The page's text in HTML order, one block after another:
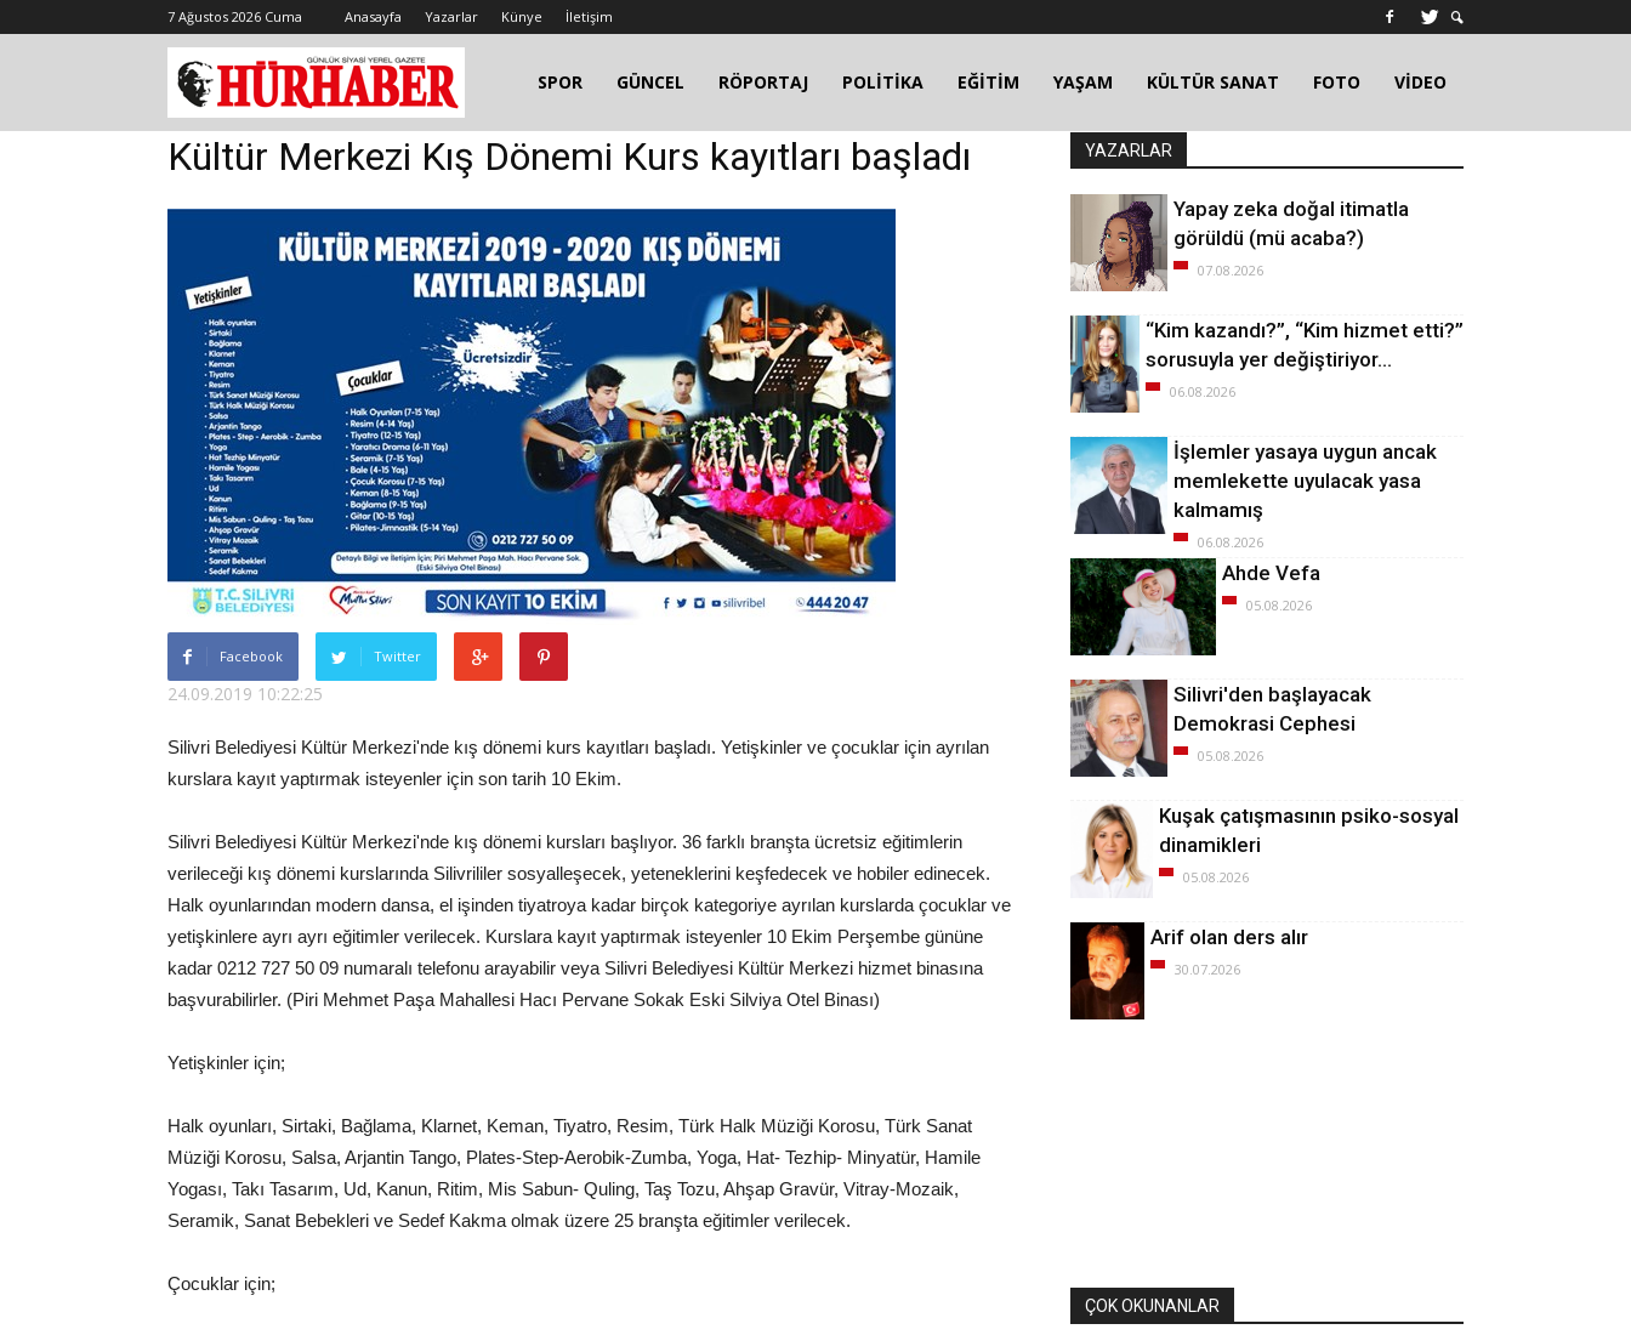
7 Ağustos 2026 Cuma Anasayfa Yazarlar Künye İletişim
SPOR GÜNCEL RÖPORTAJ POLİTİKA EĞİTİM YAŞAM KÜLTÜR SANAT FOTO VİDEO
Kültür Merkezi Kış Dönemi Kurs kayıtları başladı
Facebook Twitter
24.09.2019 10:22:25
Silivri Belediyesi Kültür Merkezi'nde kış dönemi kurs kayıtları başladı. Yetişkinler ve çocuklar için ayrılan
kurslara kayıt yaptırmak isteyenler için son tarih 10 Ekim.
Silivri Belediyesi Kültür Merkezi'nde kış dönemi kursları başlıyor. 36 farklı branşta ücretsiz eğitimlerin
verileceği kış dönemi kurslarında Silivrililer sosyalleşecek, yeteneklerini keşfedecek ve hobiler edinecek.
Halk oyunlarından modern dansa, el işinden tiyatroya kadar birçok kategoriye ayrılan kurslarda çocuklar ve
yetişkinlere ayrı ayrı eğitimler verilecek. Kurslara kayıt yaptırmak isteyenler 10 Ekim Perşembe gününe
kadar 0212 727 50 09 numaralı telefonu arayabilir veya Silivri Belediyesi Kültür Merkezi hizmet binasına
başvurabilirler. (Piri Mehmet Paşa Mahallesi Hacı Pervane Sokak Eski Silviya Otel Binası)
Yetişkinler için;
Halk oyunları, Sirtaki, Bağlama, Klarnet, Keman, Tiyatro, Resim, Türk Halk Müziği Korosu, Türk Sanat
Müziği Korosu, Salsa, Arjantin Tango, Plates-Step-Aerobik-Zumba, Yoga, Hat- Tezhip- Minyatür, Hamile
Yogası, Takı Tasarım, Ud, Kanun, Ritim, Mis Sabun- Quling, Taş Tozu, Ahşap Gravür, Vitray-Mozaik,
Seramik, Sanat Bebekleri ve Sedef Kakma olmak üzere 25 branşta eğitimler verilecek.
Çocuklar için;
YAZARLAR
Yapay zeka doğal itimatla
görüldü (mü acaba?)
07.08.2026
“Kim kazandı?”, “Kim hizmet etti?”
sorusuyla yer değiştiriyor…
06.08.2026
İşlemler yasaya uygun ancak
memlekette uyulacak yasa
kalmamış
06.08.2026
Ahde Vefa
05.08.2026
Silivri'den başlayacak
Demokrasi Cephesi
05.08.2026
Kuşak çatışmasının psiko-sosyal
dinamikleri
05.08.2026
Arif olan ders alır
30.07.2026
ÇOK OKUNANLAR